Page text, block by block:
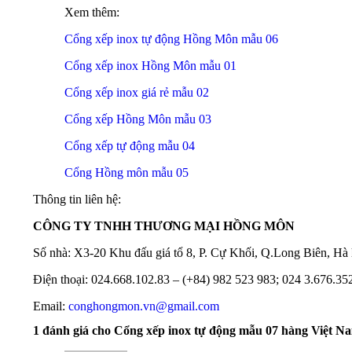
Xem thêm:
Cổng xếp inox tự động Hồng Môn mẫu 06
Cổng xếp inox Hồng Môn mẫu 01
Cổng xếp inox giá rẻ mẫu 02
Cổng xếp Hồng Môn mẫu 03
Cổng xếp tự động mẫu 04
Cổng Hồng môn mẫu 05
Thông tin liên hệ:
CÔNG TY TNHH THƯƠNG MẠI HỒNG MÔN
Số nhà: X3-20 Khu đấu giá tổ 8, P. Cự Khối, Q.Long Biên, Hà
Điện thoại: 024.668.102.83 – (+84) 982 523 983; 024
Email: conghongmon.vn@gmail.com
1 đánh giá cho Cổng xếp inox tự động mẫu 07 hàng Việt